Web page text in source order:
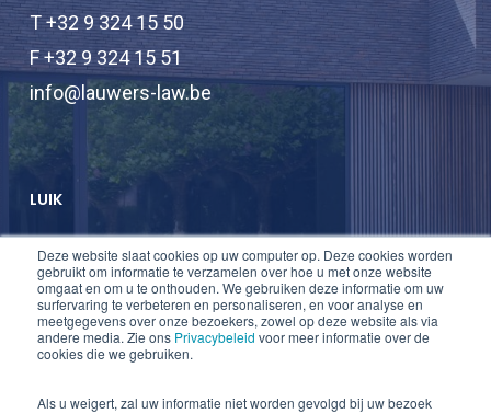
Deze website slaat cookies op uw computer op. Deze cookies worden
gebruikt om informatie te verzamelen over hoe u met onze website
omgaat en om u te onthouden. We gebruiken deze informatie om uw
surfervaring te verbeteren en personaliseren, en voor analyse en
meetgegevens over onze bezoekers, zowel op deze website als via
andere media. Zie ons Privacybeleid voor meer informatie over de
cookies die we gebruiken.
Als u weigert, zal uw informatie niet worden gevolgd bij uw bezoek
T +32 9 324 15 50
F +32 9 324 15 51
info@lauwers-law.be
LUIK
T +32 2 747 47 74
F +32 2 747 47 75
info@lauwers-law.be